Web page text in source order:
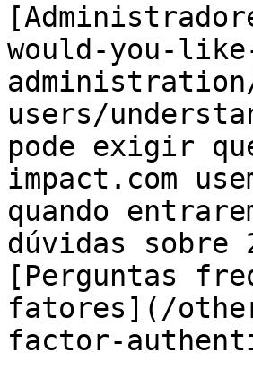
would-you-
users/
pode exigir
impact.com
quando
dúvidas sobre
[Perguntas
fatores](/
factor-